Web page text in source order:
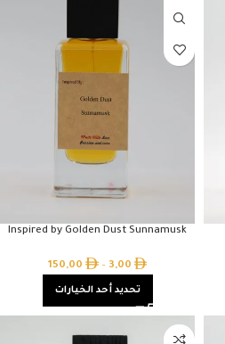
Inspired by Golden Dust Sunnamusk
3,00
–
150,00
تحديد أحد الخيارات